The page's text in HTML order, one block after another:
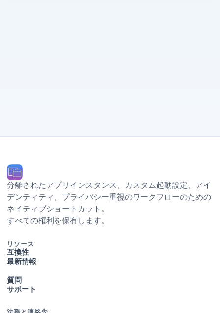
分離されたアプリインスタンス、カスタム起動設定、Dock アイ
デンティティ、プライバシー重視のワークフローのための
ネイティブ macOS ショートカット。
© 2026 Ihor July. すべての権利を保有します。
リソース
互換性
最新情報
質問
サポート